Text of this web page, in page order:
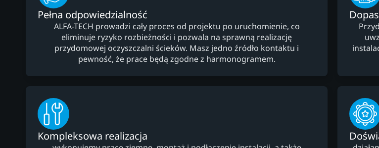
Pełna odpowiedzialność
ALFA-TECH prowadzi cały proces od projektu po uruchomienie, co
eliminuje ryzyko rozbieżności i pozwala na sprawną realizację
przydomowej oczyszczalni ścieków. Masz jedno źródło kontaktu i
pewność, że prace będą zgodne z harmonogramem.
Kompleksowa realizacja